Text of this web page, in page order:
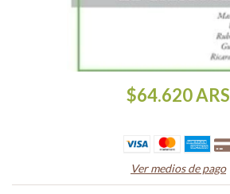
$64.620ARS
Ver medios de pago